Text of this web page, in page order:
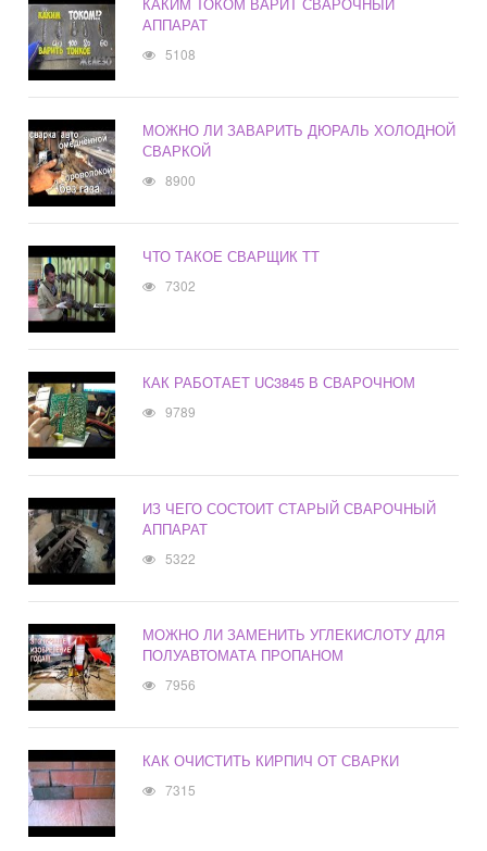
АППАРАТ
5108
МОЖНО ЛИ ЗАВАРИТЬ ДЮРАЛЬ ХОЛОДНОЙ
СВАРКОЙ
8900
ЧТО ТАКОЕ СВАРЩИК ТТ
7302
КАК РАБОТАЕТ UC3845 В СВАРОЧНОМ
9789
ИЗ ЧЕГО СОСТОИТ СТАРЫЙ СВАРОЧНЫЙ
АППАРАТ
5322
МОЖНО ЛИ ЗАМЕНИТЬ УГЛЕКИСЛОТУ ДЛЯ
ПОЛУАВТОМАТА ПРОПАНОМ
7956
КАК ОЧИСТИТЬ КИРПИЧ ОТ СВАРКИ
7315